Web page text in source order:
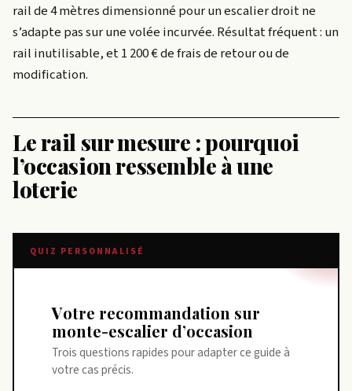
rail de 4 mètres dimensionné pour un escalier droit ne
s’adapte pas sur une volée incurvée. Résultat fréquent : un
rail inutilisable, et 1 200 € de frais de retour ou de
modification.
Le rail sur mesure : pourquoi
l’occasion ressemble à une
loterie
QUIZ PERSONNALISÉ
Votre recommandation sur
monte-escalier d’occasion
Trois questions rapides pour adapter ce guide à
votre cas précis.